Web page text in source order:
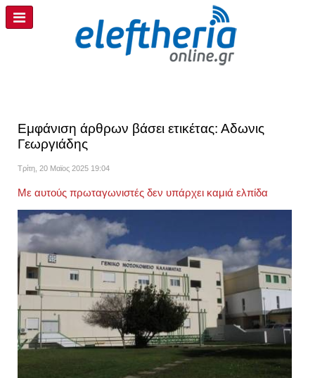
Εμφάνιση άρθρων βάσει ετικέτας: Αδωνις
Γεωργιάδης
Τρίτη, 20 Μαϊος 2025 19:04
Με αυτούς πρωταγωνιστές δεν υπάρχει καμιά ελπίδα